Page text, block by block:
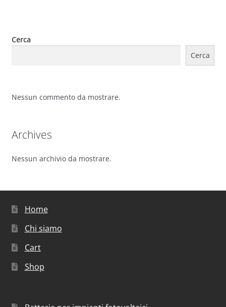
Cerca
Cerca
Nessun commento da mostrare.
Archives
Nessun archivio da mostrare.
Home
Chi siamo
Cart
Shop